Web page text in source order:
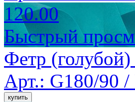
120.00
Быстрый
Фетр
Арт.: G180/90 /